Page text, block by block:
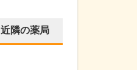
近隣の薬局